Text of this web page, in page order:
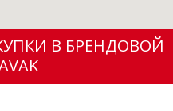
В БРЕНДОВОЙ